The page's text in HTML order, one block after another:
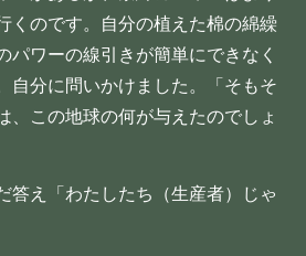
くのです。自分の植えた棉の綿繰
パワーの線引きが簡単にできなく
自分に問いかけました。「そもそ
、この地球の何が与えたのでしょ
答え「わたしたち（生産者）じゃ